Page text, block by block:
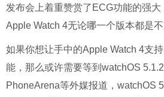
发布会上着重赞赏了ECG功能的强
Apple Watch 4无论哪一个版本都是不
如果你想让手中的Apple Watch 4支
能，那么或许需要等到watchOS 5.1.2
PhoneArena等外媒报道，watchOS